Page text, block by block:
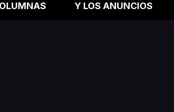
Y LOS ANUNCIOS